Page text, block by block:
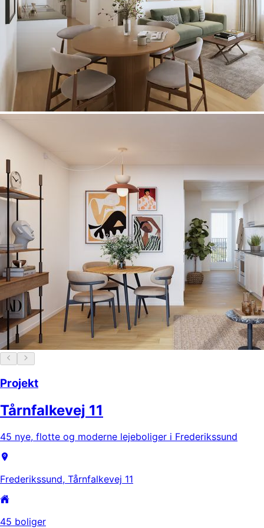
Projekt
Tårnfalkevej 11
45 nye, flotte og moderne lejeboliger i Frederikssund
Frederikssund, Tårnfalkevej 11
45 boliger